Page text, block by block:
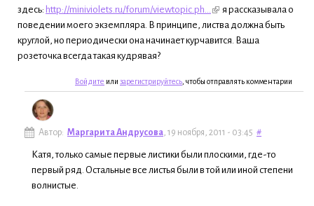
здесь: http://miniviolets.ru/forum/viewtopic.ph...
я рассказывала о
поведении моего экземпляра. В принципе, листва должна быть
круглой, но периодически она начинает курчавится. Ваша
розеточка всегда такая кудрявая?
Войдите или зарегистрируйтесь , чтобы отправлять комментарии
Автор: Маргарита Андрусова , 19 ноября, 2011 - 03:45 #
Катя, только самые первые листики были плоскими, где-то
первый ряд. Остальные все листья были в той или иной степени
волнистые.